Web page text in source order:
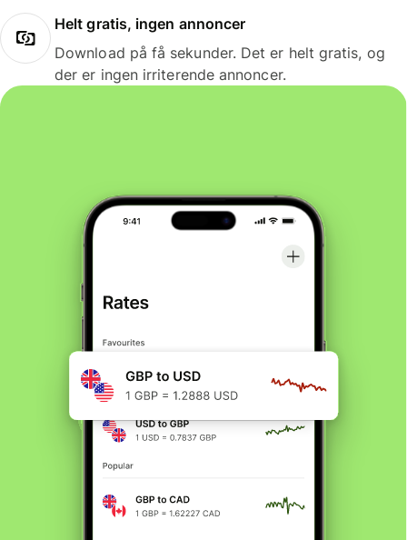
Helt gratis, ingen annoncer
Download på få sekunder. Det er helt gratis, og
der er ingen irriterende annoncer.